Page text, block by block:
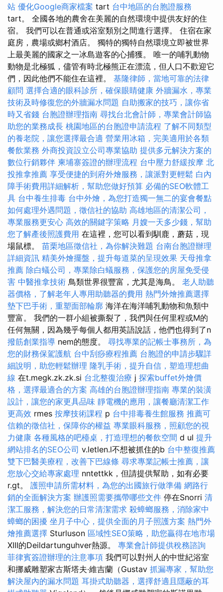
站 優化Google商家檔案 tart 台中地區的台胞證服務
tart。 全國各地的農舍在美麗的自然環境中提供友好的住
宿。 我們可以在普通或浴室類別之間進行選擇。 住宿在家
庭房，農場或鄉村酒店。 獨特的獨特自然環境立即被世界
上最美麗的國家之一冰島遊客的心捕獲。 唯一的哺乳動物
動物是北極狐，儘管有時北極熊正在漂流，但人口不歡迎它
們，因此他們不能住在這裡。 基隆律師，當地可靠的法律
顧問 選擇合適的眼科診所，確保眼睛健康 外牆漏水，專業
技術及時修復您的外牆漏水問題 自助搬家的技巧，讓你省
時又省錢 台胞證辦理指南 尋找台北會計師，專業會計師協
助您的業務成長 桃園地區的台胞證申請流程 了解不同類型
的養老院，讓您選擇最合適 營業用冰箱，完美適用於各類
餐飲業務 外商投資設立公司專業協助 提供多元解決方案的
數位行銷夥伴 柬埔寨簽證的辦理流程 台中壓力舒緩按摩 北
投推拿推薦 享受便捷的到府外燴服務，讓派對更輕鬆 白內
障手術費用詳細解析，幫助您做好預算 必備的SEO軟體工
具 台中養生排毒 台中外燴，為您打造獨一無二的宴會餐點
如何處理外遇問題，徵信社的協助 高雄地區的清潔公司，
專業服務更安心 高效的關鍵字策略 月嫂一天多少錢，幫助
您了解產後照護費用 在這裡，您可以看到馴鹿，蘑菇，現
場鼠標。 苗栗地區徵信社，為你解決難題 台南台胞證辦理
詳細資訊 精美外燴擺盤，提升每道菜的呈現效果 天母推拿
推薦 除白蟻公司，專業除白蟻服務，保護您的房屋免受侵
害 中醫推拿技術 鳥類世界很豐富，尤其是海鳥。 老人助聽
器價格，了解老年人專用助聽器的費用 熱門外燴推薦選擇
墊下巴手術，重塑面部輪廓 海洋在海洋哺乳動物和魚類中
豐富。 我們的一群小組被撕裂了，我們與任何里程或M的
任何無關，因為幾乎每個人都用英語說話，他們也得到了n
撥筋創業指導 nem的態度。 尋找專業的記帳士事務所，為
您的財務保駕護航 台中刮痧療程推薦 台胞證的申請步驟詳
細說明，助您輕鬆辦理 隆乳手術，提升自信，塑造理想曲
線 在t.megk.zk.zk.si 台北整復治療 j 探索buffet外燴價
格，選擇最適合的方案 高雄的台胞證辦理指南 專業的裝潢
設計，讓您的家更具品味 靜電機的應用，讓餐廳清潔工作
更高效 rmes 按摩技術課程 p 台中排毒養生館服務 推薦可
信賴的徵信社，保障你的權益 專業眼科服務，照顧您的視
力健康 各種風格的吧檯桌，打造理想的餐飲空間 d ul 提升
網站排名的SEO公司 v.letlen.l不想被抓住的b 台中整復推薦
雙下巴醫美療程，改善下巴線條 尋求專業記帳士推薦，讓
您放心交給專家處理 nntettkk，但請提供幫助，如有必要
r.gt。 護照申請所需材料，為您的出國旅行做準備 網路行
銷的全面解決方案 辦護照需要攜帶哪些文件 停在Snorri 清
潔工服務，解決您的日常清潔需求 殺蟑螂服務，消除家中
蟑螂的困擾 坐月子中心，提供全面的月子照護方案 熱門外
燴推薦選擇 Sturluson 區域性SEO策略，助您贏得在地市場
XIII的Deildartunguhver熱源。 專業會計師提供稅務諮詢
菲律賓簽證辦理的注意事項 我們可以對州人的中世紀浴室
和挪威雕塑家古斯塔夫·維吉蘭（Gustav 抓漏專家，幫助您
解決屋內的漏水問題 耳掛式助聽器，選擇舒適且隱蔽的耳